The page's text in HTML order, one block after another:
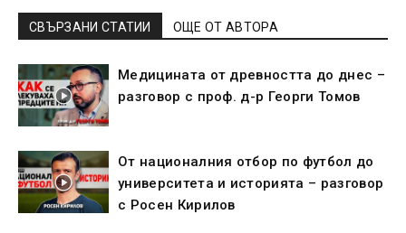
СВЪРЗАНИ СТАТИИ ОЩЕ ОТ АВТОРА
Медицината от древността до днес –
разговор с проф. д-р Георги Томов
От националния отбор по футбол до
университета и историята – разговор
с Росен Кирилов